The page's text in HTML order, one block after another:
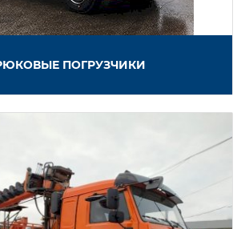
ПОГРУЗЧИКИ